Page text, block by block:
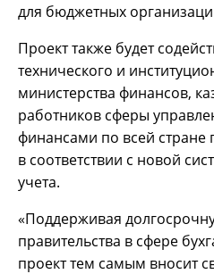
для бюджетных
Проект также будет
технического и
министерства финансов,
работников сферы
финансами по всей стране
в соответствии с новой
учета.
«Поддерживая
правительства в сфере
проект тем самым вносит